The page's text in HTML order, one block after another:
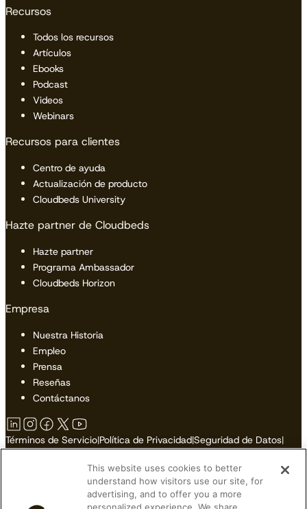
Recursos
Todos los recursos
Artículos
Ebooks
Podcast
Videos
Webinars
Recursos para clientes
Centro de ayuda
Actualización de producto
Cloudbeds University
Hazte partner de Cloudbeds
Hazte partner
Programa Ambassador
Cloudbeds Horizon
Empresa
Nuestra Historia
Empleo
Prensa
Reseñas
Contáctanos
Términos de Servicio|Política de Privacidad|Seguridad de Datos|
No Vender o Compartir Mi Información Personal
This website uses cookies to better
understand how visitors use our site, for
advertising, and to offer you a more